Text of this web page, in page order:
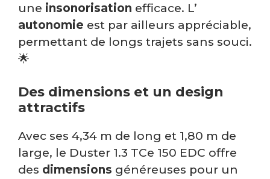
une insonorisation efficace. L’
autonomie est par ailleurs appréciable,
permettant de longs trajets sans souci.
🌟
Des dimensions et un design
attractifs
Avec ses 4,34 m de long et 1,80 m de
large, le Duster 1.3 TCe 150 EDC offre
des dimensions généreuses pour un